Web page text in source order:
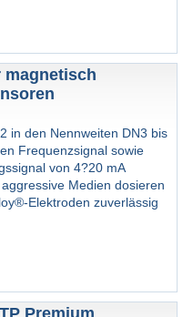
magnetisch
in den Nennweiten DN3 bis
Frequenzsignal sowie
von 4?20 mA
Medien dosieren
Elektroden zuverlässig
Premium